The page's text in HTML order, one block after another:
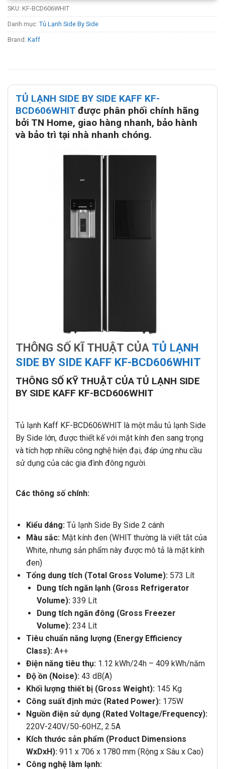
SKU: KF-BCD606WHIT
Danh mục: Tủ Lạnh Side By Side
Brand: Kaff
TỦ LẠNH SIDE BY SIDE KAFF KF-
BCD606WHIT được phân phối chính hãng
bởi TN Home, giao hàng nhanh, bảo hành
và bảo trì tại nhà nhanh chóng.
THÔNG SỐ KĨ THUẬT CỦA TỦ LẠNH
SIDE BY SIDE KAFF KF-BCD606WHIT
THÔNG SỐ KỸ THUẬT CỦA TỦ LẠNH SIDE
BY SIDE KAFF KF-BCD606WHIT
Tủ lạnh Kaff KF-BCD606WHIT là một mẫu tủ lạnh Side
By Side lớn, được thiết kế với mặt kính đen sang trọng
và tích hợp nhiều công nghệ hiện đại, đáp ứng nhu cầu
sử dụng của các gia đình đông người.
Các thông số chính:
Kiểu dáng:Tủ lạnh Side By Side 2 cánh
Màu sắc:Mặt kính đen (WHIT thường là viết tắt của
White, nhưng sản phẩm này được mô tả là mặt kính
đen)
Tổng dung tích (Total Gross Volume):573 Lít
Dung tích ngăn lạnh (Gross Refrigerator
Volume):339 Lít
Dung tích ngăn đông (Gross Freezer
Volume):234 Lít
Tiêu chuẩn năng lượng (Energy Efficiency
Class):A++
Điện năng tiêu thụ:1.12 kWh/24h – 409 kWh/năm
Độ ồn (Noise):43 dB(A)
Khối lượng thiết bị (Gross Weight):145 Kg
Công suất định mức (Rated Power):175W
Nguồn điện sử dụng (Rated Voltage/Frequency):
220V-240V/50-60HZ, 2.5A
Kích thước sản phẩm (Product Dimensions
WxDxH):911 x 706 x 1780 mm (Rộng x Sâu x Cao)
Công nghệ làm lạnh: